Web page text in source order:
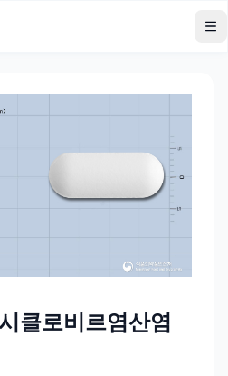
클로비르염산염